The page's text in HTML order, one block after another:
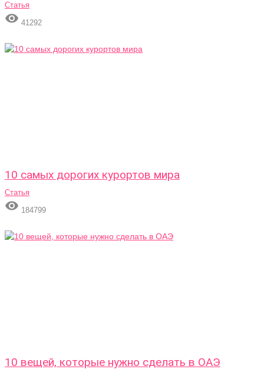
Статья
 41292
10 самых дорогих курортов мира
Статья
 184799
10 вещей, которые нужно сделать в ОАЭ